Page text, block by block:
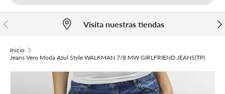
Anterior Visita nuestras tiendas
Inicio
Jeans Vero Moda Azul Style WALKMAN 7/8 MW GIRLFRIEND JEANS(TP)
Ir directamente a la información del producto